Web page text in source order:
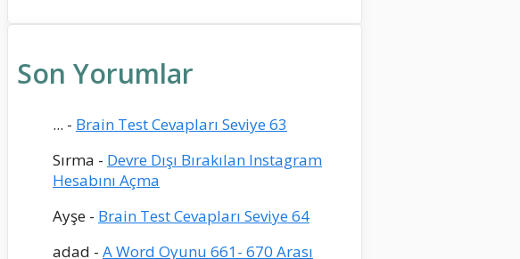
Son Yorumlar
... - Brain Test Cevapları Seviye 63
Sırma - Devre Dışı Bırakılan Instagram
Hesabını Açma
Ayşe - Brain Test Cevapları Seviye 64
adad - A Word Oyunu 661- 670 Arası